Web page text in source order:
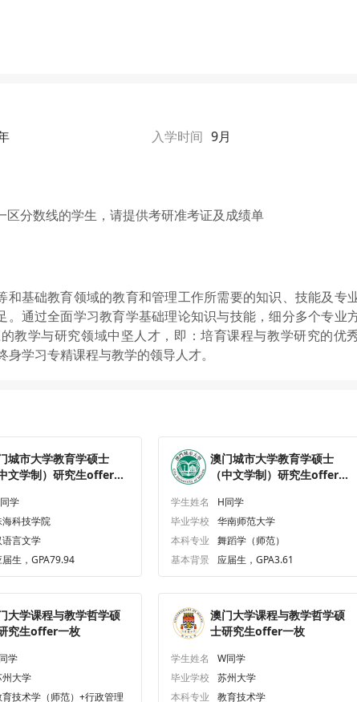
入学时间 9月
分数线的学生，请提供考研准考证及成绩单
基础教育领域的教育和管理工作所需要的知识、技能及专
通过全面学习教育学基础理论知识与技能，细分多个专业
教学与研究领域中坚人才，即：培育课程与教学研究的优
学习专精课程与教学的领导人才。
城市大学教育学硕士
中文学制）研究生offer一
学
海科技学院
语言文学
届生，GPA79.94
澳门城市大学教育学硕士
（中文学制）研究生offer一
学生姓名
H同学
毕业学校
华南师范大学
本科专业
舞蹈学（师范）
基本背景
应届生，GPA3.61
大学课程与教学哲学硕
究生offer一枚
学
州大学
育技术学（师范）+行政管理
澳门大学课程与教学哲学硕
士研究生offer一枚
学生姓名
W同学
毕业学校
苏州大学
本科专业
教育技术学